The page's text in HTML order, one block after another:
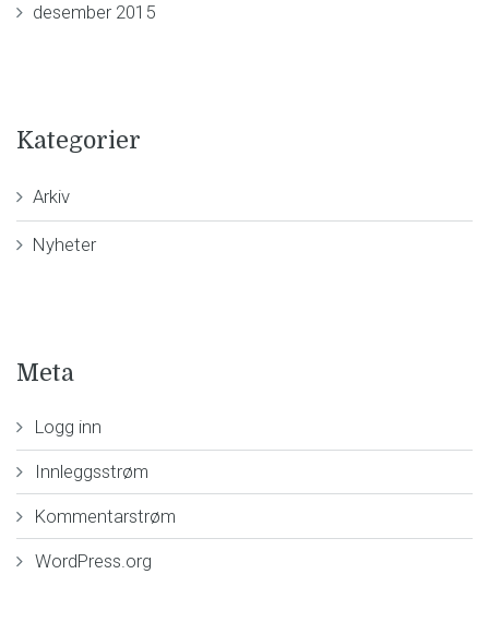
desember 2015
Kategorier
Arkiv
Nyheter
Meta
Logg inn
Innleggsstrøm
Kommentarstrøm
WordPress.org